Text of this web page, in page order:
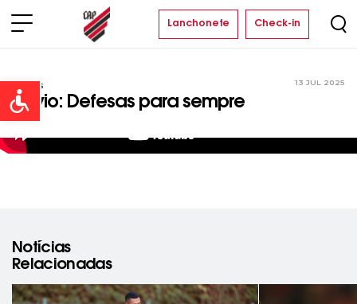
Open toolbar
Lanchonete Check-in
Vídeos 13 JUL 2025
Flávio: Defesas para sempre
Notícias
Relacionadas